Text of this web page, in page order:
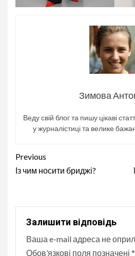
Зимова
Веду свій блог та пишу цікаві
у журналістиці та велике
Continue
Reading
Previous
Із чим носити бриджі?
Залишити відповідь
Ваша e-mail адреса не
Обов’язкові поля позначені *